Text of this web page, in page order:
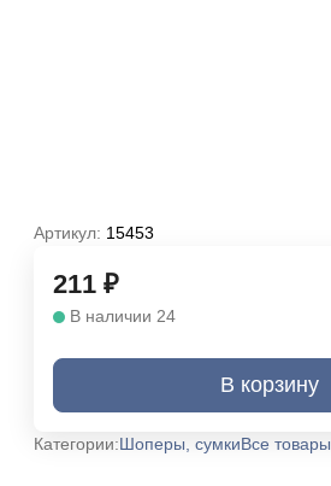
Артикул: 15453
211 ₽
В наличии 24
В корзину
Категории:Шоперы, сумкиВсе товары